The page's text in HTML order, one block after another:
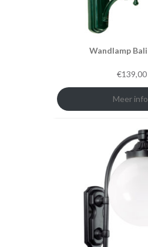
Wandlamp
€139,00
Meer